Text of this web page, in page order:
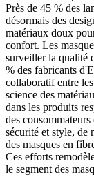
Près de 45 % des
désormais des
matériaux doux
confort. Les
surveiller la qualité
% des fabricants
collaboratif entre
science des
dans les produits
des
sécurité et style, de
des masques en
Ces efforts
le segment des